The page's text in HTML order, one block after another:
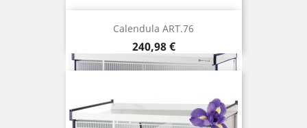
Calendula ART.76
Prix
240,98 €